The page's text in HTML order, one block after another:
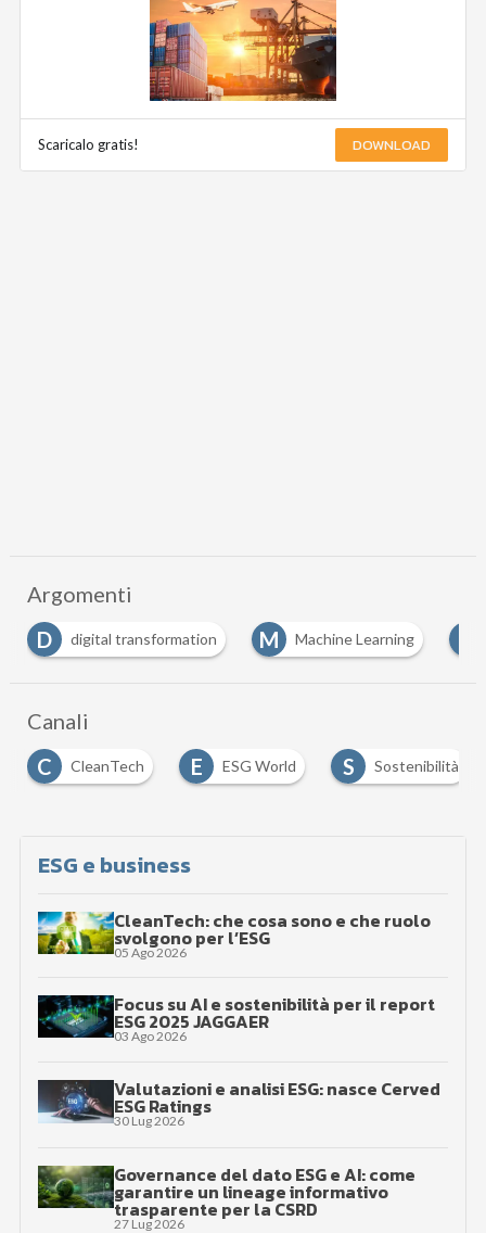
Scaricalo gratis! DOWNLOAD
Argomenti
M Machine Learning S supply chain
Canali
E
ESG World S Sostenibilità Sustainability
ESG e business
CleanTech: che cosa sono e che ruolo
svolgono per l’ESG
05 Ago 2026
Focus su AI e sostenibilità per il report
ESG 2025 JAGGAER
03 Ago 2026
Valutazioni e analisi ESG: nasce Cerved
ESG Ratings
30 Lug 2026
Governance del dato ESG e AI: come
garantire un lineage informativo
trasparente per la CSRD
27 Lug 2026